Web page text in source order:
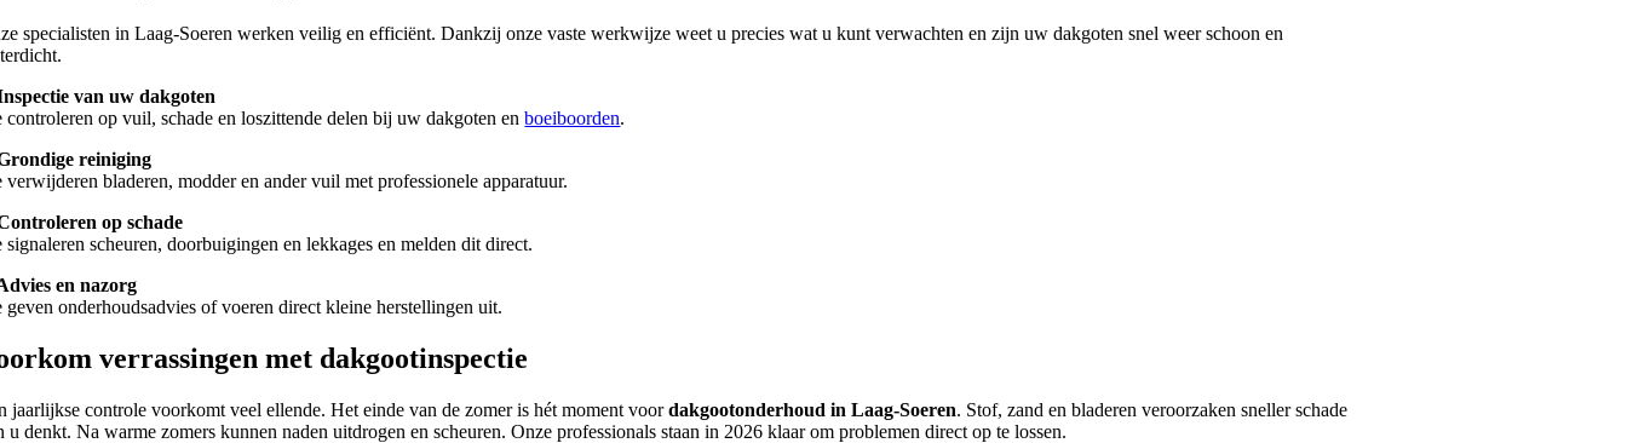
specialisten in Laag-Soeren werken veilig en efficiënt. Dankzij onze vaste werkwijze weet u precies wat u kunt verwachten en zijn uw dakgoten snel weer schoon en
van uw dakgoten
controleren op vuil, schade en loszittende delen bij uw dakgoten enboeiboorden.
reiniging
verwijderen bladeren, modder en ander vuil met professionele apparatuur.
op schade
signaleren scheuren, doorbuigingen en lekkages en melden dit direct.
en nazorg
geven onderhoudsadvies of voeren direct kleine herstellingen uit.
verrassingen met dakgootinspectie
jaarlijkse controle voorkomt veel ellende. Het einde van de zomer is hét moment voordakgootonderhoud in Laag-Soeren. Stof, zand en bladeren veroorzaken sneller schade
u denkt. Na warme zomers kunnen naden uitdrogen en scheuren. Onze professionals staan in 2026 klaar om problemen direct op te lossen.